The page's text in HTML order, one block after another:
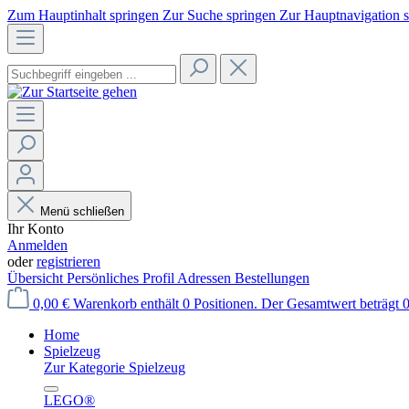
Zum Hauptinhalt springen Zur Suche springen Zur Hauptnavigation
Menü schließen
Ihr Konto
Anmelden
oderregistrieren
Übersicht Persönliches Profil Adressen Bestellungen
0,00 € Warenkorb enthält 0 Positionen. Der Gesamtwert beträgt
Home
Spielzeug
Zur Kategorie Spielzeug
LEGO®